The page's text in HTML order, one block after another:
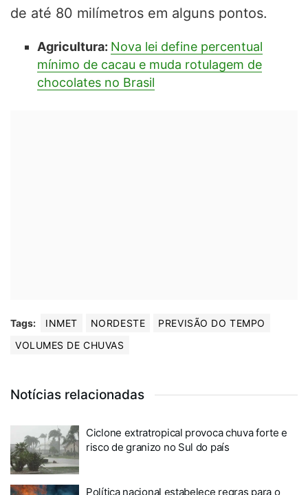
de até 80 milímetros em alguns pontos.
Agricultura: Nova lei define percentual
mínimo de cacau e muda rotulagem de
chocolates no Brasil
Tags: INMET NORDESTE
PREVISÃO DO TEMPO
VOLUMES DE CHUVAS
Notícias relacionadas
Ciclone extratropical provoca chuva forte e
risco de granizo no Sul do país
Política nacional estabelece regras para o